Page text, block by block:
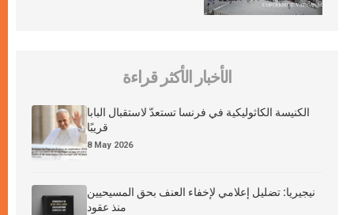
الأخبار الأكثر قراءة
الكنيسة الكاثوليكية في فرنسا تستعدّ لاستقبال البابا
قريبًا
8 May 2026
نيجيريا: تضليل إعلامي لإخفاء العنف بحق المسيحيين
منذ عقود